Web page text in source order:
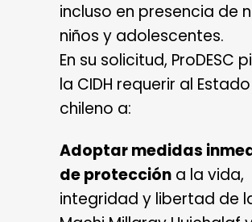
incluso en presencia de
niños y adolescentes.
En su solicitud, ProDESC
la CIDH requerir al Estado
chileno a:
Adoptar medidas
de protección a la vida,
integridad y libertad de